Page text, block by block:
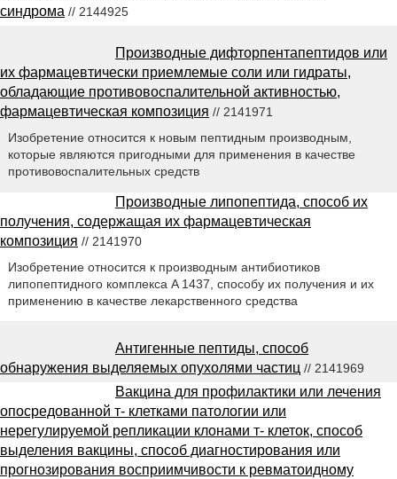
синдрома // 2144925
Производные дифторпентапептидов или
их фармацевтически приемлемые соли или гидраты,
обладающие противовоспалительной активностью,
фармацевтическая композиция // 2141971
Изобретение относится к новым пептидным производным,
которые являются пригодными для применения в качестве
противовоспалительных средств
Производные липопептида, способ их
получения, содержащая их фармацевтическая
композиция // 2141970
Изобретение относится к производным антибиотиков
липопептидного комплекса A 1437, способу их получения и их
применению в качестве лекарственного средства
Антигенные пептиды, способ
обнаружения выделяемых опухолями частиц // 2141969
Вакцина для профилактики или лечения
опосредованной т- клетками патологии или
нерегулируемой репликации клонами т- клеток, способ
выделения вакцины, способ диагностирования или
прогнозирования восприимчивости к ревматоидному